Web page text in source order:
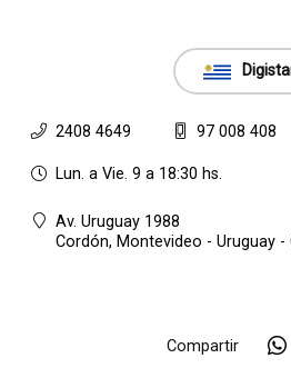
2408 4649 97 008 408
Lun. a Vie. 9 a 18:30 hs.
Av. Uruguay 1988
Cordón, Montevideo - Uruguay -
Compartir